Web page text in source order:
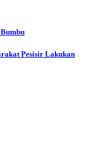
Pesisir Lakukan